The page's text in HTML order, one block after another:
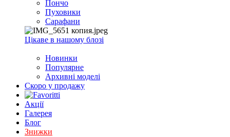
Пончо
Пуховики
Сарафани
Цікаве в нашому блозі
Новинки
Популярне
Архивні моделі
Скоро у продажу
Акції
Галерея
Блог
Знижки